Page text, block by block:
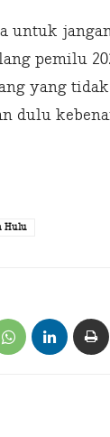
untuk
pemilu
yang
dulu
Hulu